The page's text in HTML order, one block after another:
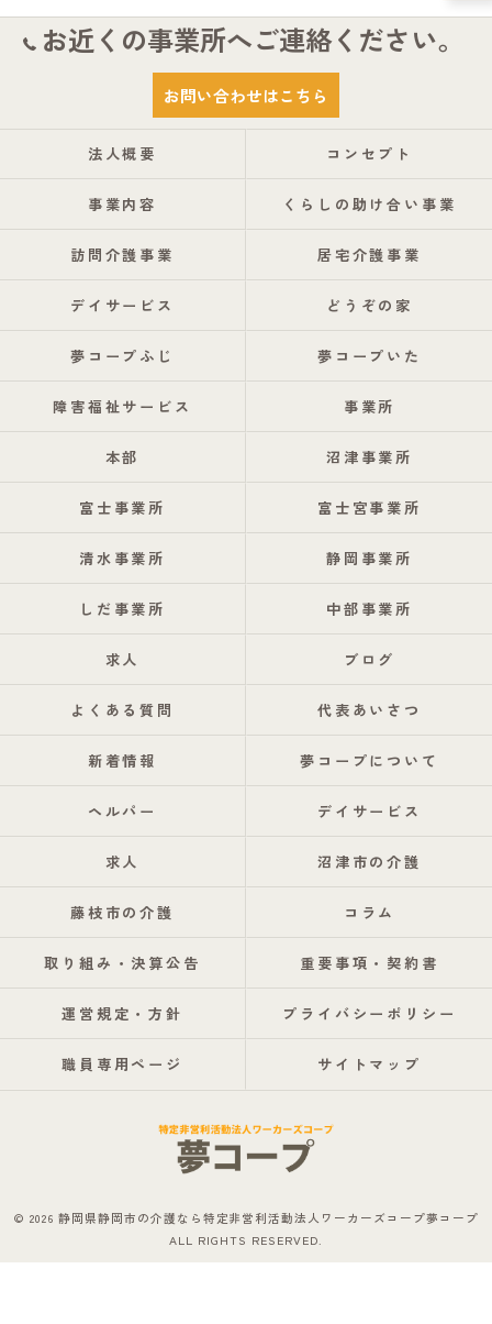
お近くの事業所へご連絡ください。
お問い合わせはこちら
法人概要 コンセプト
事業内容 くらしの助け合い事業
訪問介護事業 居宅介護事業
デイサービス どうぞの家
夢コープふじ 夢コープいた
障害福祉サービス 事業所
本部 沼津事業所
富士事業所 富士宮事業所
清水事業所 静岡事業所
しだ事業所 中部事業所
求人 ブログ
よくある質問 代表あいさつ
新着情報 夢コープについて
ヘルパー デイサービス
求人 沼津市の介護
藤枝市の介護 コラム
取り組み・決算公告 重要事項・契約書
運営規定・方針 プライバシーポリシー
職員専用ページ サイトマップ
© 2026 静岡県静岡市の介護なら特定非営利活動法人ワーカーズコープ夢コープ
ALL RIGHTS RESERVED.